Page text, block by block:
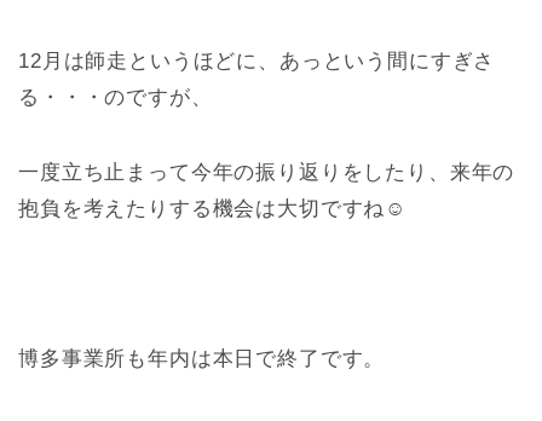
12月は師走というほどに、あっという間にすぎさ
る・・・のですが、
一度立ち止まって今年の振り返りをしたり、来年の
抱負を考えたりする機会は大切ですね☺
博多事業所も年内は本日で終了です。